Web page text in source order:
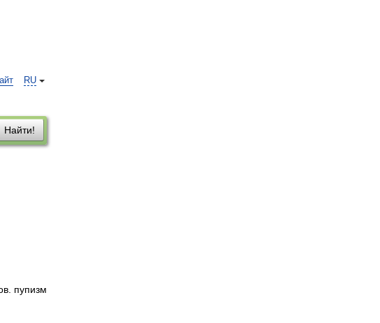
RU
Найти!
пупизм